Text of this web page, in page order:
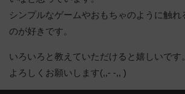
シンプルなゲームやおもちゃのように触れ
のが好きです。
いろいろと教えていただけると嬉しいです。
よろしくお願いします(,,- -,, )